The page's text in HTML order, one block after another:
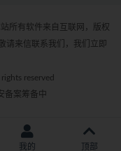
所有软件来自互联网，版权
请来信联系我们，我们立即
reserved
备案筹备中
我的 顶部